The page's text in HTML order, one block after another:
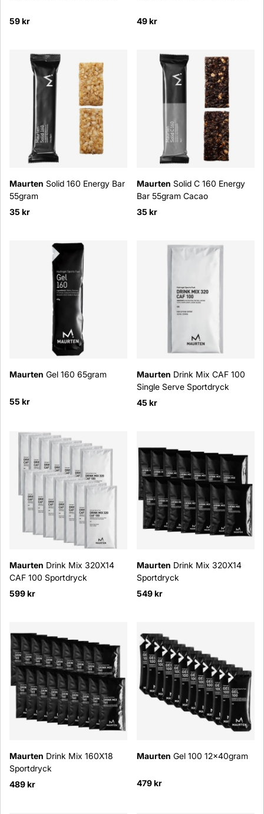
59 kr 49 kr
Maurten Solid 160 Energy Bar
55gram
35 kr
Maurten Solid C 160 Energy
Bar 55gram Cacao
35 kr
Maurten Gel 160 65gram
55 kr
Maurten Drink Mix CAF 100
Single Serve Sportdryck
45 kr
Maurten Drink Mix 320X14
CAF 100 Sportdryck
599 kr
Maurten Drink Mix 320X14
Sportdryck
549 kr
Maurten Drink Mix 160X18
Sportdryck
489 kr
Maurten Gel 100 12x40gram
479 kr